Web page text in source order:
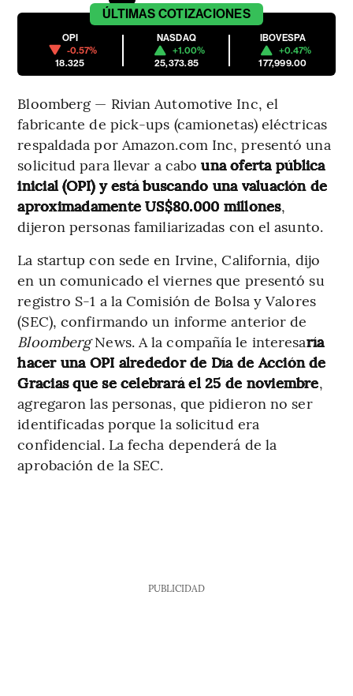
ÚLTIMAS COTIZACIONES
OPI
-0.57%
18.325
NASDAQ
+1.00%
25,373.85
IBOVESPA
+0.47%
177,999.00
Bloomberg — Rivian Automotive Inc, el
fabricante de pick-ups (camionetas) eléctricas
respaldada por Amazon.com Inc, presentó una
solicitud para llevar a cabouna oferta pública
inicial (OPI) y está buscando una valuación de
aproximadamente US$80.000 millones,
dijeron personas familiarizadas con el asunto.
La startup con sede en Irvine, California, dijo
en un comunicado el viernes que presentó su
registro S-1 a la Comisión de Bolsa y Valores
(SEC), confirmando un informe anterior de
BloombergNews. A la compañía le interesaría
hacer una OPI alrededor de Día de Acción de
Gracias que se celebrará el 25 de noviembre,
agregaron las personas, que pidieron no ser
identificadas porque la solicitud era
confidencial. La fecha dependerá de la
aprobación de la SEC.
PUBLICIDAD